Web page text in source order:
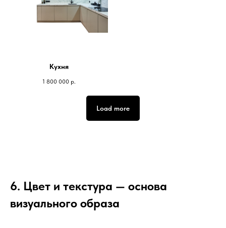
Кухня
1 800 000 р.
Load more
6. Цвет и текстура — основа
визуального образа